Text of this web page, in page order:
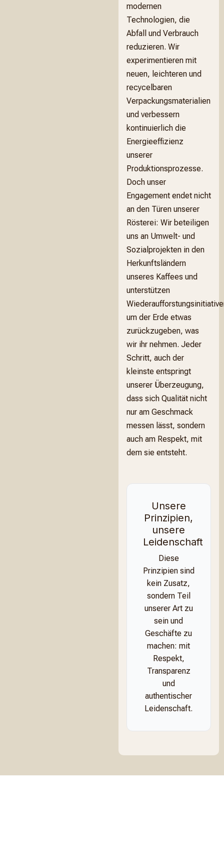
modernen
Technologien, die
Abfall und Verbrauch
reduzieren. Wir
experimentieren mit
neuen, leichteren und
recycelbaren
Verpackungsmaterialien
und verbessern
kontinuierlich die
Energieeffizienz
unserer
Produktionsprozesse.
Doch unser
Engagement endet nicht
an den Türen unserer
Rösterei: Wir beteiligen
uns an Umwelt- und
Sozialprojekten in den
Herkunftsländern
unseres Kaffees und
unterstützen
um der Erde etwas
zurückzugeben, was
wir ihr nehmen. Jeder
Schritt, auch der
kleinste entspringt
unserer Überzeugung,
dass sich Qualität nicht
nur am Geschmack
messen lässt, sondern
auch am Respekt, mit
dem sie entsteht.
Unsere
Prinzipien,
unsere
Leidenschaft
Diese
Prinzipien sind
kein Zusatz,
sondern Teil
unserer Art zu
sein und
Geschäfte zu
machen: mit
Respekt,
Transparenz
und
authentischer
Leidenschaft.